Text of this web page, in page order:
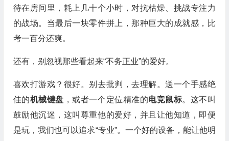
待在房间里，耗上几十个小时，对抗枯燥、挑战专注力
的战场。当最后一块零件拼上，那种巨大的成就感，比
考一百分还爽。
还有，别忽视那些看起来“不务正业”的爱好。
喜欢打游戏？很好。别去批判，去理解。送一个手感绝
佳的机械键盘 ，或者一个定位精准的电竞鼠标。这不叫
鼓励他沉迷，这叫尊重他的爱好，并且让他知道，即便
是玩，我们也可以追求“专业”。一个好的设备，能让他明